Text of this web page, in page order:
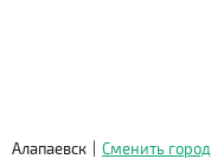
Алапаевск | Сменить город